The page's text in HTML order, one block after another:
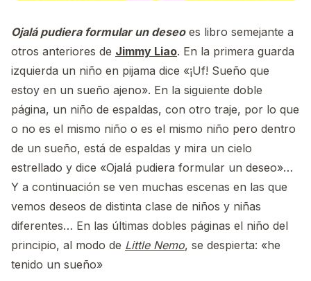
Ojalá pudiera formular un deseoes libro semejante a
otros anteriores de Jimmy Liao. En la primera guarda
izquierda un niño en pijama dice «¡Uf! Sueño que
estoy en un sueño ajeno». En la siguiente doble
página, un niño de espaldas, con otro traje, por lo que
o no es el mismo niño o es el mismo niño pero dentro
de un sueño, está de espaldas y mira un cielo
estrellado y dice «Ojalá pudiera formular un deseo»…
Y a continuación se ven muchas escenas en las que
vemos deseos de distinta clase de niños y niñas
diferentes… En las últimas dobles páginas el niño del
principio, al modo de Little Nemo, se despierta: «he
tenido un sueño»